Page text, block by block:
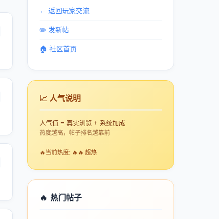
← 返回玩家交流
✏️ 发新帖
🏠 社区首页
📈 人气说明
人气值 = 真实浏览 + 系统加成
热度越高，帖子排名越靠前
🔥 当前热度: 🔥🔥 超热
🔥 热门帖子